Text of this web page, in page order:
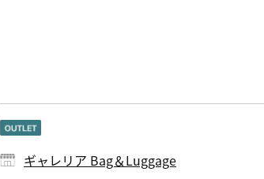
ギャレリア Bag＆Luggage